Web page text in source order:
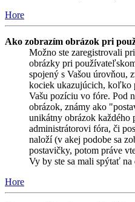
Hore
Ako zobrazím obrázok pri
Možno ste zaregistrovali
obrázky pri
spojený s Vašou úrovňou,
kociek ukazujúcich, koľko
Vašu pozíciu vo fóre. Pod
obrázok, známy ako
unikátny obrázok každého
administrátorovi fóra, či
naloží (v akej podobe sa
postavičky, potom práve
Vy by ste sa mali spýtať
Hore